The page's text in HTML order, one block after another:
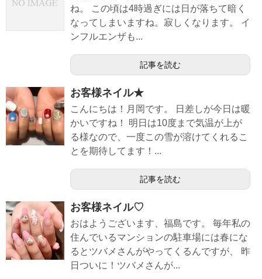
ね。 この頃は4時過ぎには日が落ちて暗く
なってしまいますね。寂しくなります。 イ
ンフルエンザも...
記事を読む
お客様ネイル★
こんにちは！月岡です。 日差しが今日は暖
かいですね！ 明日は10度まで気温が上が
る様なので、一度この雪が溶けてくれるこ
とを期待してます！...
記事を読む
お客様ネイル♡
おはようございます、福島です。 毎年私の
住んでいるマンションの駐車場には春にな
るとツバメさんがやってくるんですが、 昨
日ついに！ツバメさんが...